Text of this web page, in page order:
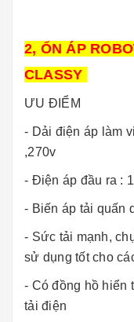
2, ỔN ÁP
CLASSY
ƯU ĐIỂM
- Dải điện áp làm
,270v
- Điện áp đầu ra :
- Biến áp tải quấn
- Sức tải mạnh,
sử dụng tốt cho
- Có đồng hồ hiển
tải điện